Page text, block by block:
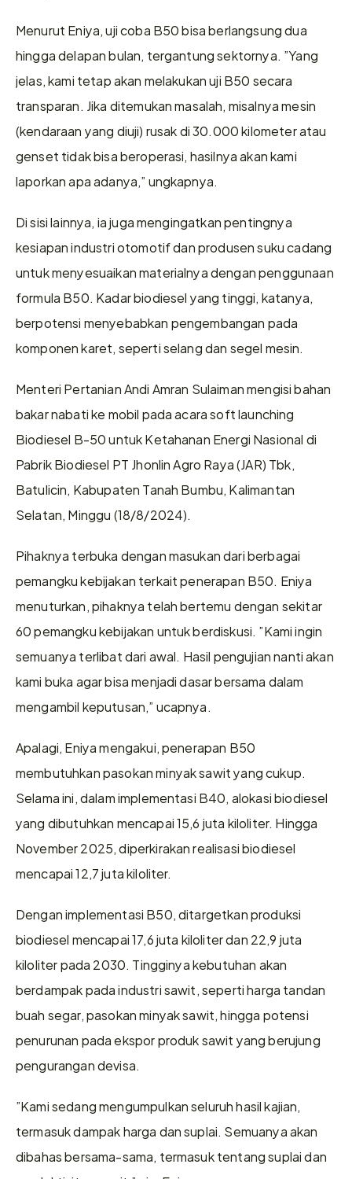
Menurut Eniya, uji coba B50 bisa berlangsung dua
hingga delapan bulan, tergantung sektornya. ”Yang
jelas, kami tetap akan melakukan uji B50 secara
transparan. Jika ditemukan masalah, misalnya mesin
(kendaraan yang diuji) rusak di 30.000 kilometer atau
genset tidak bisa beroperasi, hasilnya akan kami
laporkan apa adanya,” ungkapnya.
Di sisi lainnya, ia juga mengingatkan pentingnya
kesiapan industri otomotif dan produsen suku cadang
untuk menyesuaikan materialnya dengan penggunaan
formula B50. Kadar biodiesel yang tinggi, katanya,
berpotensi menyebabkan pengembangan pada
komponen karet, seperti selang dan segel mesin.
Menteri Pertanian Andi Amran Sulaiman mengisi bahan
bakar nabati ke mobil pada acara soft launching
Biodiesel B-50 untuk Ketahanan Energi Nasional di
Pabrik Biodiesel PT Jhonlin Agro Raya (JAR) Tbk,
Batulicin, Kabupaten Tanah Bumbu, Kalimantan
Selatan, Minggu (18/8/2024).
Pihaknya terbuka dengan masukan dari berbagai
pemangku kebijakan terkait penerapan B50. Eniya
menuturkan, pihaknya telah bertemu dengan sekitar
60 pemangku kebijakan untuk berdiskusi. ”Kami ingin
semuanya terlibat dari awal. Hasil pengujian nanti akan
kami buka agar bisa menjadi dasar bersama dalam
mengambil keputusan,” ucapnya.
Apalagi, Eniya mengakui, penerapan B50
membutuhkan pasokan minyak sawit yang cukup.
Selama ini, dalam implementasi B40, alokasi biodiesel
yang dibutuhkan mencapai 15,6 juta kiloliter. Hingga
November 2025, diperkirakan realisasi biodiesel
mencapai 12,7 juta kiloliter.
Dengan implementasi B50, ditargetkan produksi
biodiesel mencapai 17,6 juta kiloliter dan 22,9 juta
kiloliter pada 2030. Tingginya kebutuhan akan
berdampak pada industri sawit, seperti harga tandan
buah segar, pasokan minyak sawit, hingga potensi
penurunan pada ekspor produk sawit yang berujung
pengurangan devisa.
”Kami sedang mengumpulkan seluruh hasil kajian,
termasuk dampak harga dan suplai. Semuanya akan
dibahas bersama-sama, termasuk tentang suplai dan